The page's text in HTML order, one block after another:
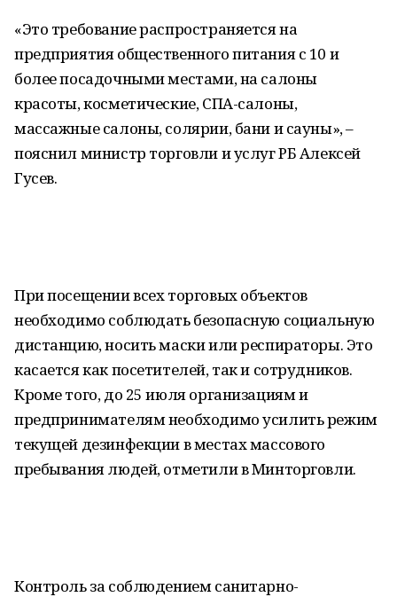
«Это требование распространяется на
предприятия общественного питания с 10 и
более посадочными местами, на салоны
красоты, косметические, СПА-салоны,
массажные салоны, солярии, бани и сауны», –
пояснил министр торговли и услуг РБ Алексей
Гусев.
При посещении всех торговых объектов
необходимо соблюдать безопасную социальную
дистанцию, носить маски или респираторы. Это
касается как посетителей, так и сотрудников.
Кроме того, до 25 июля организациям и
предпринимателям необходимо усилить режим
текущей дезинфекции в местах массового
пребывания людей, отметили в Минторговли.
Контроль за соблюдением санитарно-